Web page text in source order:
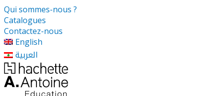
Qui sommes-nous ?
Catalogues
Contactez-nous
English
العربية